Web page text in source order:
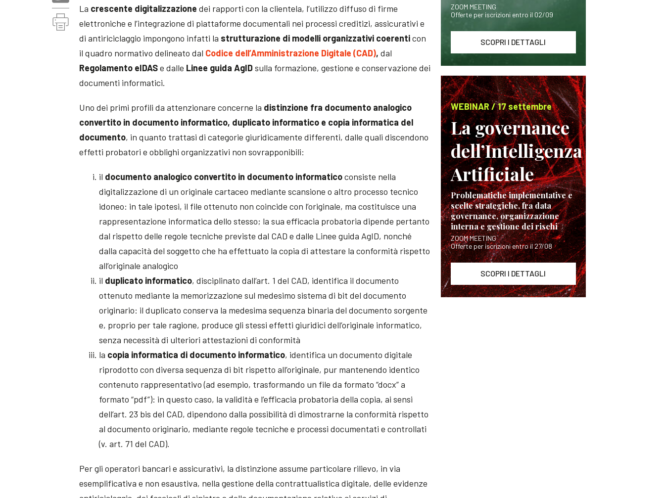
La crescente digitalizzazione dei rapporti con la clientela, l’utilizzo diffuso di firme
elettroniche e l’integrazione di piattaforme documentali nei processi creditizi, assicurativi e
di antiriciclaggio impongono infatti la strutturazione di modelli organizzativi coerenticon
il quadro normativo delineato dal Codice dell’Amministrazione Digitale (CAD),dal
Regolamento eIDASe dalle Linee guida AgID sulla formazione, gestione e conservazione dei
documenti informatici.
Uno dei primi profili da attenzionare concerne la distinzione fra documento analogico
convertito in documento informatico, duplicato informatico e copia informatica del
documento, in quanto trattasi di categorie giuridicamente differenti, dalle quali discendono
effetti probatori e obblighi organizzativi non sovrapponibili:
il documento analogico convertito in documento informaticoconsiste nella
digitalizzazione di un originale cartaceo mediante scansione o altro processo tecnico
idoneo: in tale ipotesi, il file ottenuto non coincide con l’originale, ma costituisce una
rappresentazione informatica dello stesso; la sua efficacia probatoria dipende pertanto
dal rispetto delle regole tecniche previste dal CAD e dalle Linee guida AgID, nonché
dalla capacità del soggetto che ha effettuato la copia di attestare la conformità rispetto
all’originale analogico
il duplicato informatico, disciplinato dall’art. 1 del CAD, identifica il documento
ottenuto mediante la memorizzazione sul medesimo sistema di bit del documento
originario: il duplicato conserva la medesima sequenza binaria del documento sorgente
e, proprio per tale ragione, produce gli stessi effetti giuridici dell’originale informatico,
senza necessità di ulteriori attestazioni di conformità
la copia informatica di documento informatico, identifica un documento digitale
riprodotto con diversa sequenza di bit rispetto all’originale, pur mantenendo identico
contenuto rappresentativo (ad esempio, trasformando un file da formato “docx” a
formato “pdf”): in questo caso, la validità e l’efficacia probatoria della copia, ai sensi
dell’art. 23 bis del CAD, dipendono dalla possibilità di dimostrarne la conformità rispetto
al documento originario, mediante regole tecniche e processi documentati e controllati
(v. art. 71 del CAD).
Per gli operatori bancari e assicurativi, la distinzione assume particolare rilievo, in via
esemplificativa e non esaustiva, nella gestione della contrattualistica digitale, delle evidenze
ZOOM MEETING
Offerte per iscrizioni entro il 02/09
SCOPRI I DETTAGLI
WEBINAR / 17 settembre
La governance
dell’Intelligenza
Artificiale
Problematiche implementative e
scelte strategiche, fra data
governance, organizzazione
interna e gestione dei rischi
ZOOM MEETING
Offerte per iscrizioni entro il 27/08
SCOPRI I DETTAGLI